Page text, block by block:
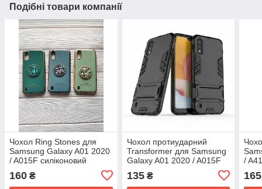
Подібні товари компанії
Чохол Ring Stones для
Samsung Galaxy A01 2020
/ A015F силіконовий
160 ₴
Чохол протиударний
Transformer для Samsung
Galaxy A01 2020 / A015F
135₴
/
165